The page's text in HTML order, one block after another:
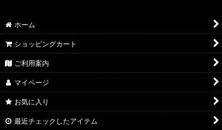
ホーム
ショッピングカート
ご利用案内
マイページ
お気に入り
最近チェックしたアイテム